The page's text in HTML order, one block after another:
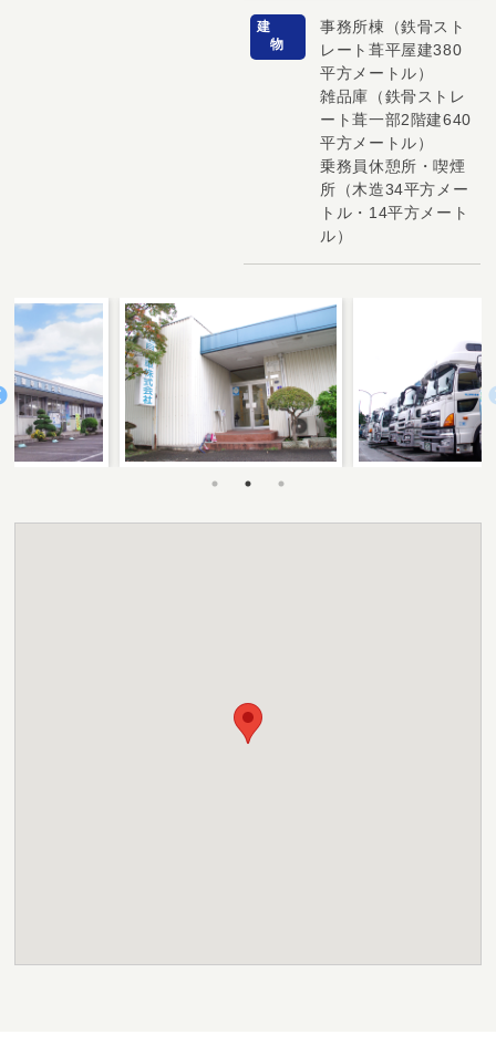
建
物
事務所棟（鉄骨スト
レート葺平屋建380
平方メートル）
雑品庫（鉄骨ストレ
ート葺一部2階建640
平方メートル）
乗務員休憩所・喫煙
所（木造34平方メー
トル・14平方メート
ル）